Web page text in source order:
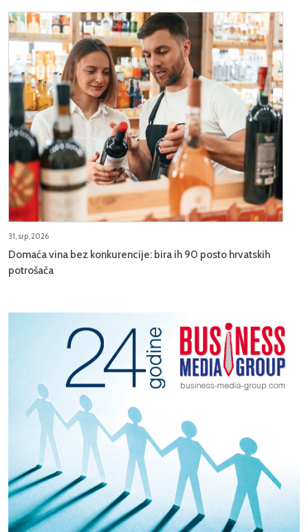
31, srp, 2026
Domaća vina bez konkurencije: bira ih 90 posto hrvatskih
potrošača